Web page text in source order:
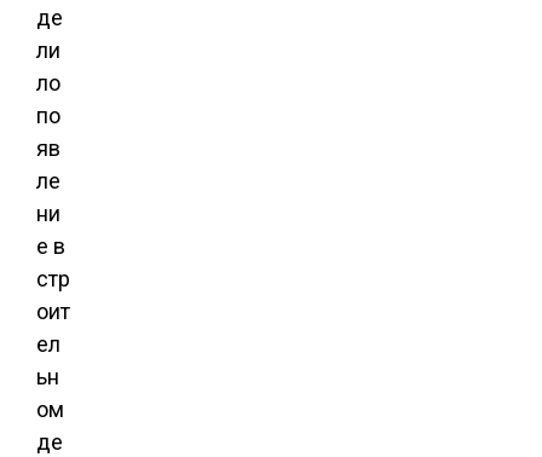
де
ли
ло
по
яв
ле
ни
е в
стр
оит
ел
ьн
ом
де